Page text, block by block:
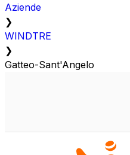
Aziende
❯
WINDTRE
❯
Gatteo-Sant'Angelo